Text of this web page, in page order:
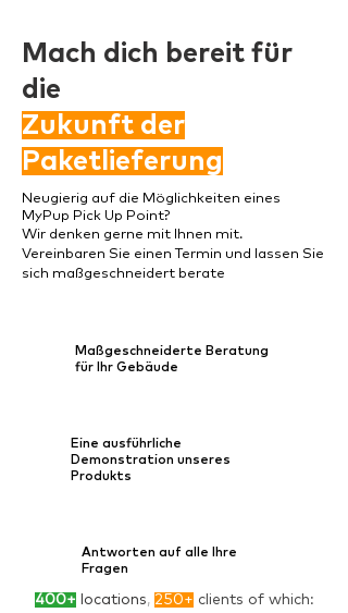
Mach dich bereit für
die
Zukunft der
Paketlieferung
Neugierig auf die Möglichkeiten eines
MyPup Pick Up Point?
Wir denken gerne mit Ihnen mit.
Vereinbaren Sie einen Termin und lassen Sie
sich maßgeschneidert berate
Maßgeschneiderte Beratung
für Ihr Gebäude
Eine ausführliche
Demonstration unseres
Produkts
Antworten auf alle Ihre
Fragen
400+ locations, 250+ clients of which: